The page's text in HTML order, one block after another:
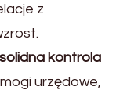
z
solidna kontrola
urzędowe,